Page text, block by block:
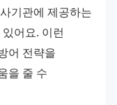
기관에 제공하는
어요. 이런
어 전략을
을 줄 수